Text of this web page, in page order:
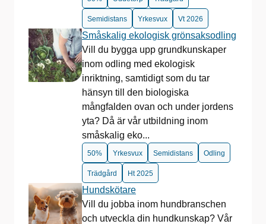
Semidistans Yrkesvux Vt 2026
Småskalig ekologisk grönsaksodling
Vill du bygga upp grundkunskaper
inom odling med ekologisk
inriktning, samtidigt som du tar
hänsyn till den biologiska
mångfalden ovan och under jordens
yta? Då är vår utbildning inom
småskalig eko...
50% Yrkesvux Semidistans Odling
Trädgård Ht 2025
Hundskötare
Vill du jobba inom hundbranschen
och utveckla din hundkunskap? Vår